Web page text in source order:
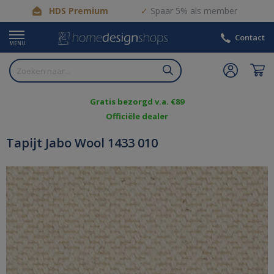
HDS Premium Spaar 5% als member
MENU
Contact
Gratis bezorgd v.a. €89
Officiële dealer
Tapijt Jabo Wool 1433 010